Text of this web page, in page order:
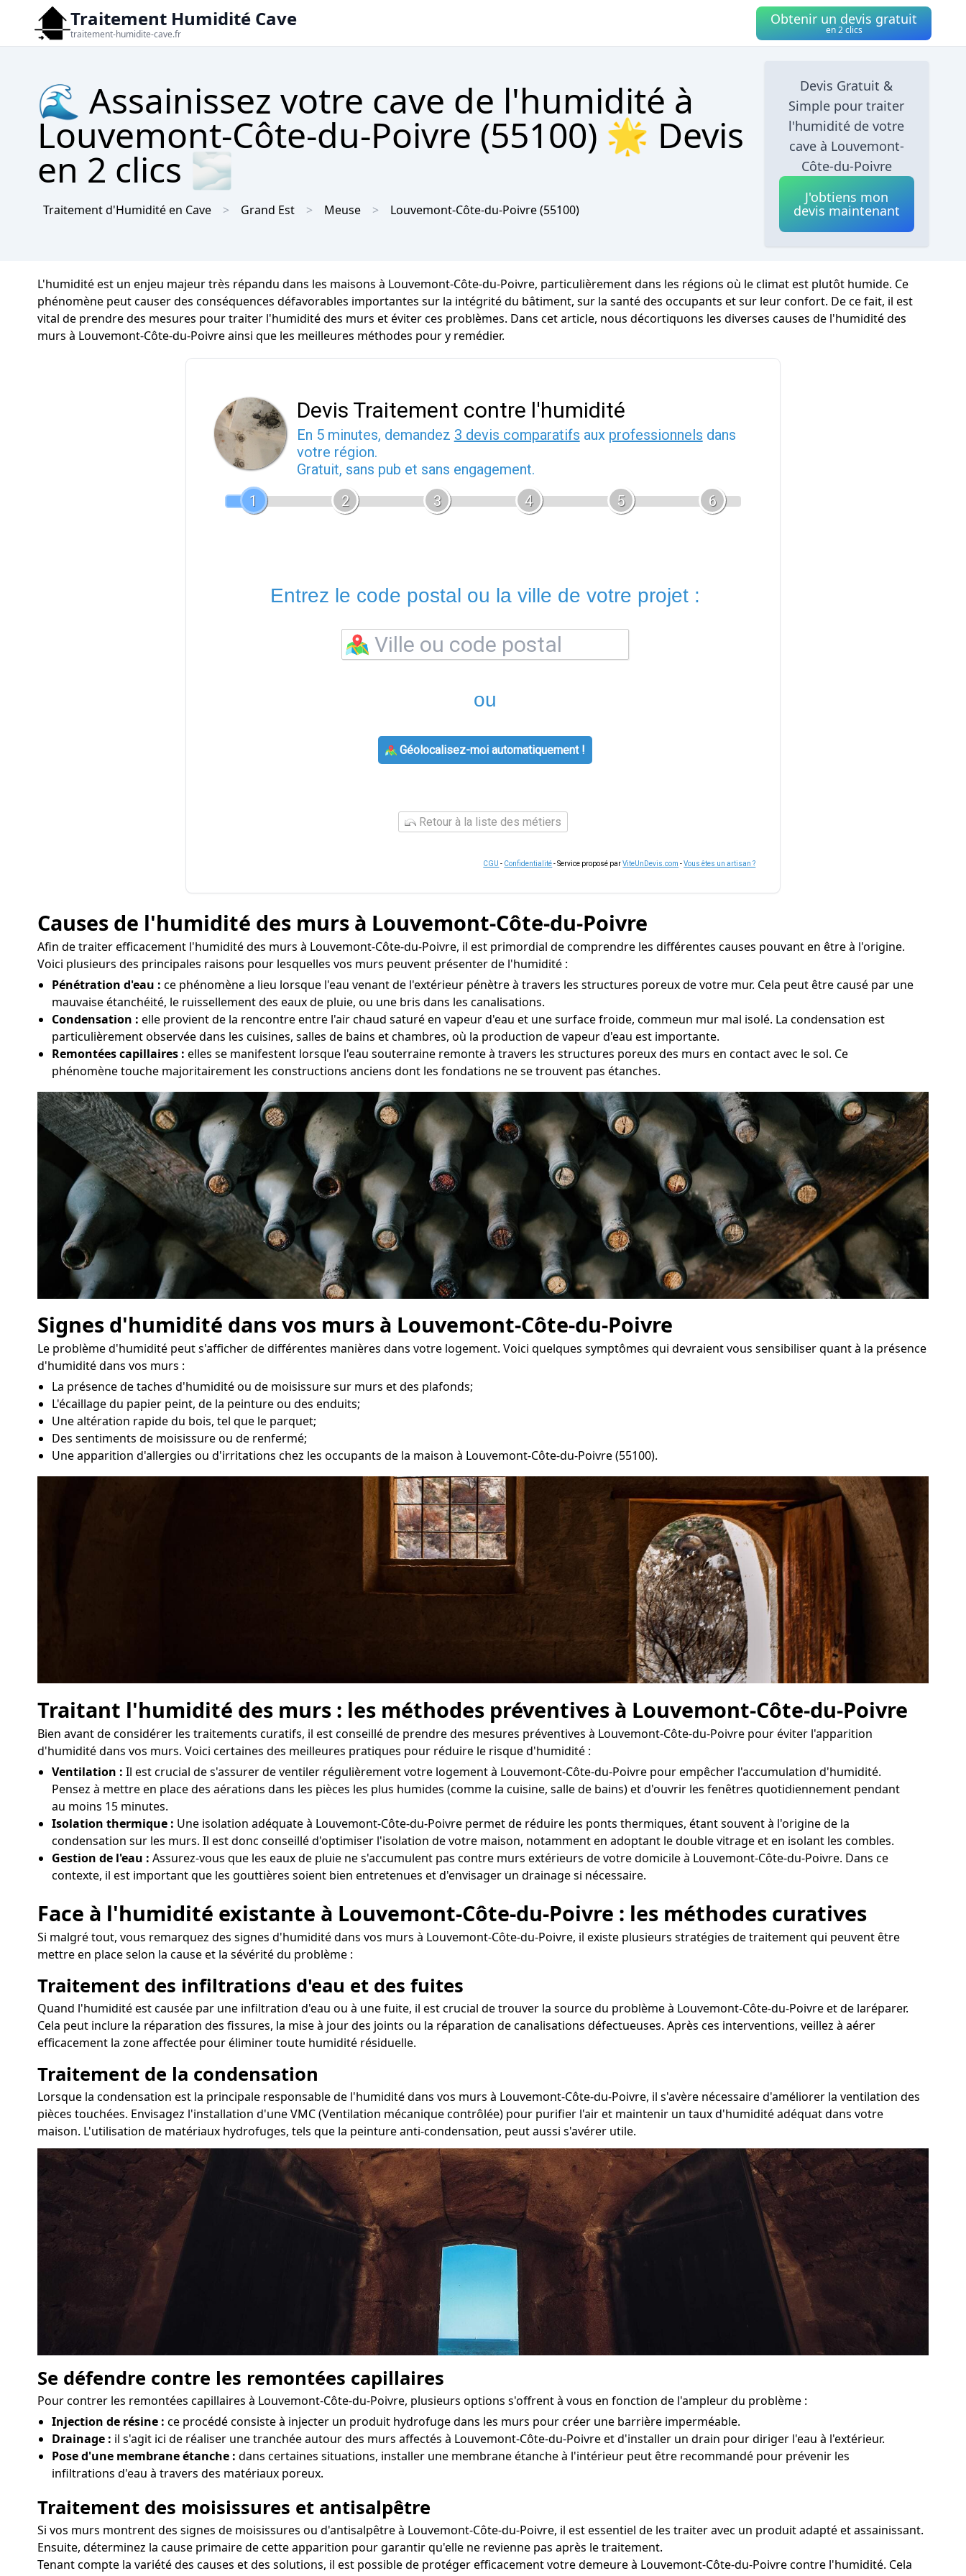
Traitement Humidité Cave
traitement-humidite-cave.fr
Obtenir un devis gratuit
en 2 clics
🌊 Assainissez votre cave de l'humidité à
Louvemont-Côte-du-Poivre (55100) 🌟 Devis
en 2 clics 🌫
Traitement d'Humidité en Cave Grand Est Meuse Louvemont-Côte-du-Poivre(55100)
Devis Gratuit &
Simple pour traiter
l'humidité de votre
cave à Louvemont-
Côte-du-Poivre
J'obtiens mon
devis maintenant
L'humidité est un enjeu majeur très répandu dans les maisons à Louvemont-Côte-du-Poivre, particulièrement dans les régions où le climat est plutôt humide. Ce
phénomène peut causer des conséquences défavorables importantes sur la intégrité du bâtiment, sur la santé des occupants et sur leur confort. De ce fait, il est
vital de prendre des mesures pour traiter l'humidité des murs et éviter ces problèmes. Dans cet article, nous décortiquons les diverses causes de l'humidité des
murs à Louvemont-Côte-du-Poivre ainsi que les meilleures méthodes pour y remédier.
Devis Traitement contre l'humidité
En 5 minutes, demandez 3 devis comparatifs aux professionnels dans
votre région.
Gratuit, sans pub et sans engagement.
1
2 3 4 5 6
Entrez le code postal ou la ville de votre projet :
ou
Géolocalisez-moi automatiquement !
Retour à la liste des métiers
CGU - Confidentialité- Service proposé parViteUnDevis.com -Vous êtes un artisan ?
Causes de l'humidité des murs à Louvemont-Côte-du-Poivre
Afin de traiter efficacement l'humidité des murs à Louvemont-Côte-du-Poivre, il est primordial de comprendre les différentes causes pouvant en être à l'origine.
Voici plusieurs des principales raisons pour lesquelles vos murs peuvent présenter de l'humidité :
Pénétration d'eau : ce phénomène a lieu lorsque l'eau venant de l'extérieur pénètre à travers les structures poreux de votre mur. Cela peut être causé par une
mauvaise étanchéité, le ruissellement des eaux de pluie, ou une bris dans les canalisations.
Condensation : elle provient de la rencontre entre l'air chaud saturé en vapeur d'eau et une surface froide, commeun mur mal isolé. La condensation est
particulièrement observée dans les cuisines, salles de bains et chambres, où la production de vapeur d'eau est importante.
Remontées capillaires : elles se manifestent lorsque l'eau souterraine remonte à travers les structures poreux des murs en contact avec le sol. Ce
phénomène touche majoritairement les constructions anciens dont les fondations ne se trouvent pas étanches.
Signes d'humidité dans vos murs à Louvemont-Côte-du-Poivre
Le problème d'humidité peut s'afficher de différentes manières dans votre logement. Voici quelques symptômes qui devraient vous sensibiliser quant à la présence
d'humidité dans vos murs :
La présence de taches d'humidité ou de moisissure sur murs et des plafonds;
L'écaillage du papier peint, de la peinture ou des enduits;
Une altération rapide du bois, tel que le parquet;
Des sentiments de moisissure ou de renfermé;
Une apparition d'allergies ou d'irritations chez les occupants de la maison à Louvemont-Côte-du-Poivre (55100).
Traitant l'humidité des murs : les méthodes préventives à Louvemont-Côte-du-Poivre
Bien avant de considérer les traitements curatifs, il est conseillé de prendre des mesures préventives à Louvemont-Côte-du-Poivre pour éviter l'apparition
d'humidité dans vos murs. Voici certaines des meilleures pratiques pour réduire le risque d'humidité :
Ventilation : Il est crucial de s'assurer de ventiler régulièrement votre logement à Louvemont-Côte-du-Poivre pour empêcher l'accumulation d'humidité.
Pensez à mettre en place des aérations dans les pièces les plus humides (comme la cuisine, salle de bains) et d'ouvrir les fenêtres quotidiennement pendant
au moins 15 minutes.
Isolation thermique : Une isolation adéquate à Louvemont-Côte-du-Poivre permet de réduire les ponts thermiques, étant souvent à l'origine de la
condensation sur les murs. Il est donc conseillé d'optimiser l'isolation de votre maison, notamment en adoptant le double vitrage et en isolant les combles.
Gestion de l'eau : Assurez-vous que les eaux de pluie ne s'accumulent pas contre murs extérieurs de votre domicile à Louvemont-Côte-du-Poivre. Dans ce
contexte, il est important que les gouttières soient bien entretenues et d'envisager un drainage si nécessaire.
Face à l'humidité existante à Louvemont-Côte-du-Poivre : les méthodes curatives
Si malgré tout, vous remarquez des signes d'humidité dans vos murs à Louvemont-Côte-du-Poivre, il existe plusieurs stratégies de traitement qui peuvent être
mettre en place selon la cause et la sévérité du problème :
Traitement des infiltrations d'eau et des fuites
Quand l'humidité est causée par une infiltration d'eau ou à une fuite, il est crucial de trouver la source du problème à Louvemont-Côte-du-Poivre et de laréparer.
Cela peut inclure la réparation des fissures, la mise à jour des joints ou la réparation de canalisations défectueuses. Après ces interventions, veillez à aérer
efficacement la zone affectée pour éliminer toute humidité résiduelle.
Traitement de la condensation
Lorsque la condensation est la principale responsable de l'humidité dans vos murs à Louvemont-Côte-du-Poivre, il s'avère nécessaire d'améliorer la ventilation des
pièces touchées. Envisagez l'installation d'une VMC (Ventilation mécanique contrôlée) pour purifier l'air et maintenir un taux d'humidité adéquat dans votre
maison. L'utilisation de matériaux hydrofuges, tels que la peinture anti-condensation, peut aussi s'avérer utile.
Se défendre contre les remontées capillaires
Pour contrer les remontées capillaires à Louvemont-Côte-du-Poivre, plusieurs options s'offrent à vous en fonction de l'ampleur du problème :
Injection de résine : ce procédé consiste à injecter un produit hydrofuge dans les murs pour créer une barrière imperméable.
Drainage : il s'agit ici de réaliser une tranchée autour des murs affectés à Louvemont-Côte-du-Poivre et d'installer un drain pour diriger l'eau à l'extérieur.
Pose d'une membrane étanche : dans certaines situations, installer une membrane étanche à l'intérieur peut être recommandé pour prévenir les
infiltrations d'eau à travers des matériaux poreux.
Traitement des moisissures et antisalpêtre
Si vos murs montrent des signes de moisissures ou d'antisalpêtre à Louvemont-Côte-du-Poivre, il est essentiel de les traiter avec un produit adapté et assainissant.
Ensuite, déterminez la cause primaire de cette apparition pour garantir qu'elle ne revienne pas après le traitement.
Tenant compte la variété des causes et des solutions, il est possible de protéger efficacement votre demeure à Louvemont-Côte-du-Poivre contre l'humidité. Cela